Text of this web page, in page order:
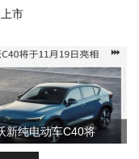
市
新纯电动车C40将